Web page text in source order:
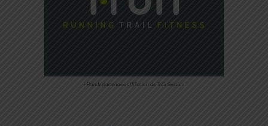
i-Run.fr partenaire affiliation de Trail Session